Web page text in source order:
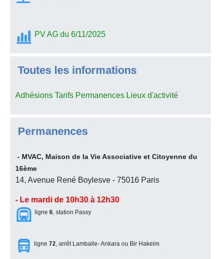
PV AG du 6/11/2025
Toutes les informations
Adhésions Tarifs Permanences Lieux d'activité
Permanences
- MVAC, Maison de la Vie Associative et Citoyenne du
16ème
14, Avenue René Boylesve - 75016 Paris
- Le mardi de 10h30 à 12h30
ligne 6, station Passy
ligne 72, arrêt Lamballe- Ankara ou Bir Hakeim